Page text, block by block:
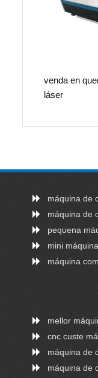
venda en
láser
máquina de
máquina de
pequena
mini
máquina
mellor
cnc custe
máquina de
máquina de